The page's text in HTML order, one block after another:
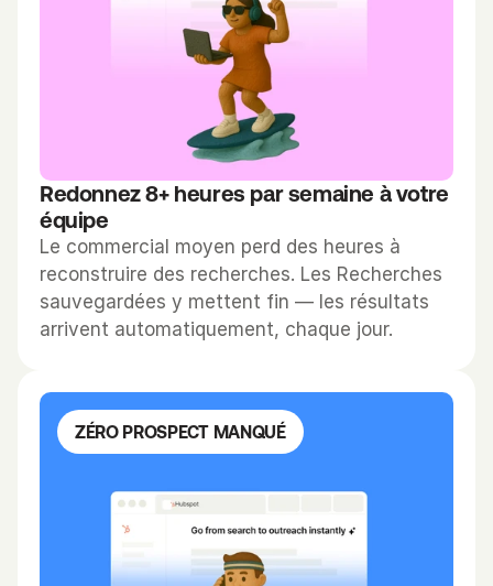
Redonnez 8+ heures par semaine à votre
équipe
Le commercial moyen perd des heures à
reconstruire des recherches. Les Recherches
sauvegardées y mettent fin — les résultats
arrivent automatiquement, chaque jour.
ZÉRO PROSPECT MANQUÉ